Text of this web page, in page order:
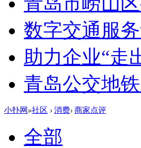
数字交通服
助力企业“走
青岛公交地
小扑网 »社区 › 消费› 商家点评
全部